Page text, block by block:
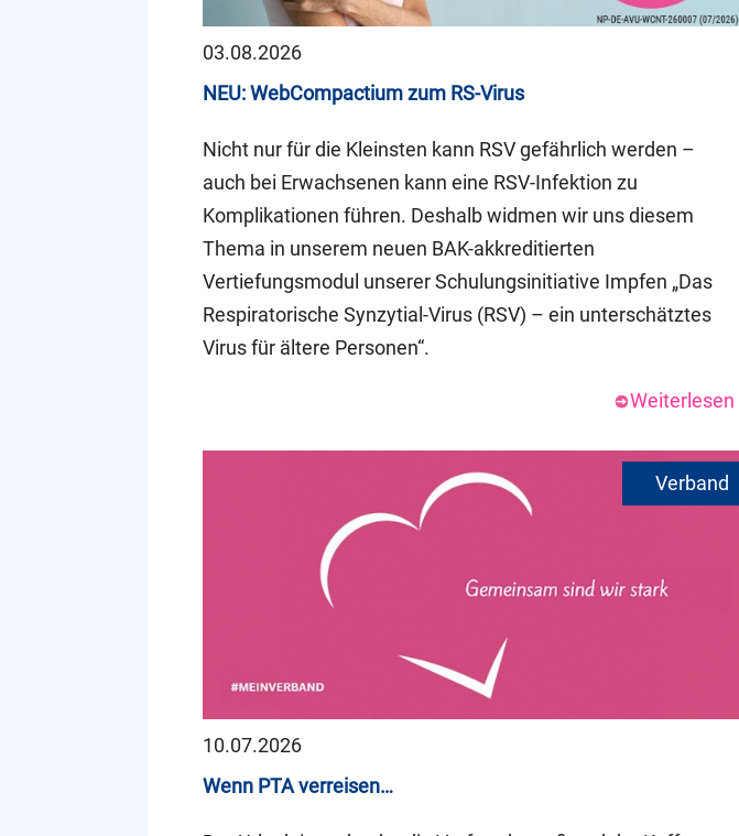
03.08.2026
NEU: WebCompactium zum RS-Virus
Nicht nur für die Kleinsten kann RSV gefährlich werden –
auch bei Erwachsenen kann eine RSV-Infektion zu
Komplikationen führen. Deshalb widmen wir uns diesem
Thema in unserem neuen BAK-akkreditierten
Vertiefungsmodul unserer Schulungsinitiative Impfen „Das
Respiratorische Synzytial-Virus (RSV) – ein unterschätztes
Virus für ältere Personen“.
Weiterlesen
10.07.2026
Wenn PTA verreisen…